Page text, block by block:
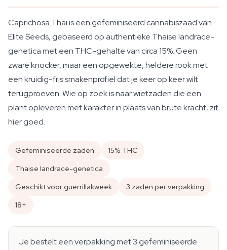
Caprichosa Thai is een gefeminiseerd cannabiszaad van
Elite Seeds, gebaseerd op authentieke Thaise landrace-
genetica met een THC-gehalte van circa 15%. Geen
zware knocker, maar een opgewekte, heldere rook met
een kruidig-fris smakenprofiel dat je keer op keer wilt
terugproeven. Wie op zoek is naar wietzaden die een
plant opleveren met karakter in plaats van brute kracht, zit
hier goed.
Gefeminiseerde zaden
15% THC
Thaise landrace-genetica
Geschikt voor guerrillakweek
3 zaden per verpakking
18+
Je bestelt een verpakking met 3 gefeminiseerde